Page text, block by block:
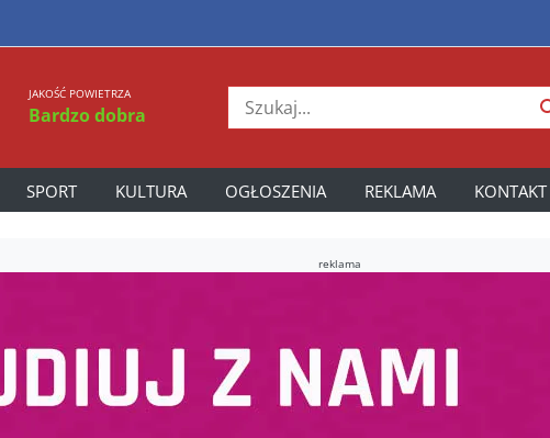
JAKOŚĆ POWIETRZA
Bardzo dobra
SPORT KULTURA OGŁOSZENIA REKLAMA KONTAKT
reklama